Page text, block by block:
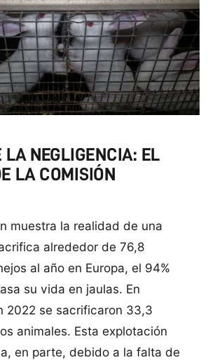
LA NEGLIGENCIA: EL
LA COMISIÓN
muestra la realidad de una
alrededor de 76,8
al año en Europa, el 94%
su vida en jaulas. En
2022 se sacrificaron 33,3
animales. Esta explotación
en parte, debido a la falta de